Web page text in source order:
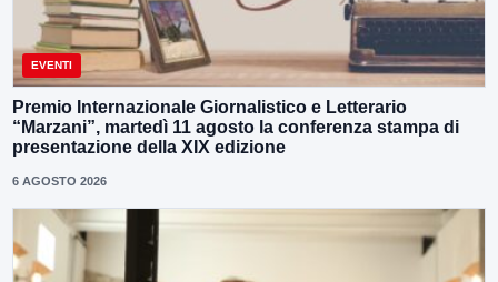
EVENTI
Premio Internazionale Giornalistico e Letterario
“Marzani”, martedì 11 agosto la conferenza stampa di
presentazione della XIX edizione
6 AGOSTO 2026